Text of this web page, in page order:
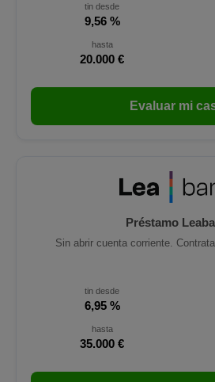
tin desde
9,56 %
hasta
20.000 €
Evaluar mi
Préstamo
Sin abrir cuenta corriente.
tin desde
6,95 %
hasta
35.000 €